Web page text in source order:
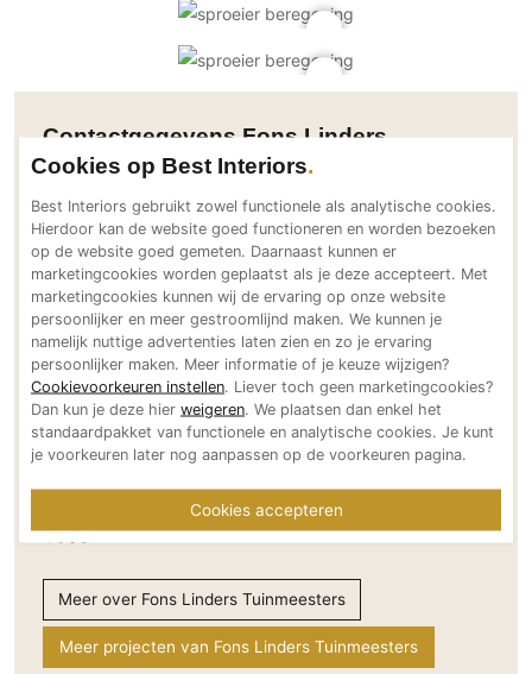
Houten vloeren
Natuursteen en keramiek vloeren
Vloerkleden
Afwerking
Wandafwerking
Beton Ciré
Behang / Wandtextiel
Natuursteen en keramiek
Leer
Schilderwerk
Stucwerk
Audio/Video
Thuisbioscoop
Contactgegevens Fons Linders
Tuinmeesters
Adresgegevens
Broekdijk 1
5674 SJ Nuenen
NL
Bereikbaar via
+31 (0) 40 2951010
info@fonslinders.nl
fonslinders.nl
Meer over Fons Linders Tuinmeesters
Meer projecten van Fons Linders Tuinmeesters
Cookies op Best Interiors
Best Interiors gebruikt zowel functionele als analytische cookies.
Hierdoor kan de website goed functioneren en worden bezoeken
op de website goed gemeten. Daarnaast kunnen er
marketingcookies worden geplaatst als je deze accepteert. Met
marketingcookies kunnen wij de ervaring op onze website
persoonlijker en meer gestroomlijnd maken. We kunnen je
namelijk nuttige advertenties laten zien en zo je ervaring
persoonlijker maken. Meer informatie of je keuze wijzigen?
Cookievoorkeuren instellen. Liever toch geen marketingcookies?
Dan kun je deze hier weigeren. We plaatsen dan enkel het
standaardpakket van functionele en analytische cookies. Je kunt
je voorkeuren later nog aanpassen op de voorkeuren pagina.
Cookies accepteren